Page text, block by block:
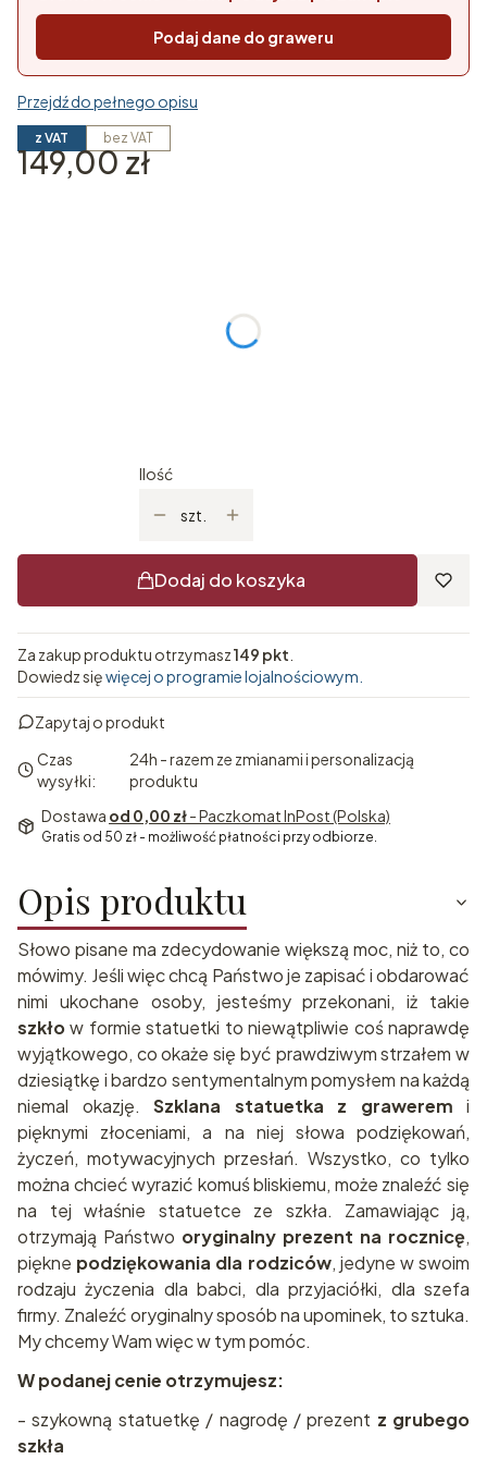
Podaj dane do graweru
Przejdź do pełnego opisu
z VAT bez VAT
Cena
149,00 zł
Ilość
szt.
Dodaj do koszyka
Za zakup produktu otrzymasz149 pkt
Dowiedz sięwięcej o programie lojalnościowym.
Zapytaj o produkt
Czas
wysyłki:
24h - razem ze zmianami i personalizacją
produktu
Dostawa od 0,00 zł- Paczkomat InPost (Polska)
Gratis od 50 zł - możliwość płatności przy odbiorze.
Opis produktu
Słowo pisane ma zdecydowanie większą moc, niż to, co
mówimy. Jeśli więc chcą Państwo je zapisać i obdarować
nimi ukochane osoby, jesteśmy przekonani, iż takie
szkłow formie statuetki to niewątpliwie coś naprawdę
wyjątkowego, co okaże się być prawdziwym strzałem w
dziesiątkę i bardzo sentymentalnym pomysłem na każdą
niemal okazję. Szklana statuetka z grawerem i
pięknymi złoceniami, a na niej słowa podziękowań,
życzeń, motywacyjnych przesłań. Wszystko, co tylko
można chcieć wyrazić komuś bliskiemu, może znaleźć się
na tej właśnie statuetce ze szkła. Zamawiając ją,
otrzymają Państwo oryginalny prezent na rocznicę,
piękne podziękowania dla rodziców, jedyne w swoim
rodzaju życzenia dla babci, dla przyjaciółki, dla szefa
firmy. Znaleźć oryginalny sposób na upominek, to sztuka.
My chcemy Wam więc w tym pomóc.
W podanej cenie otrzymujesz:
- szykowną statuetkę / nagrodę / prezent z grubego
szkła